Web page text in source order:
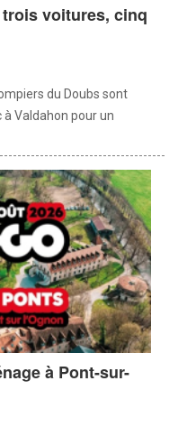
voitures, cinq
du Doubs sont
Valdahon pour un
à Pont-sur-